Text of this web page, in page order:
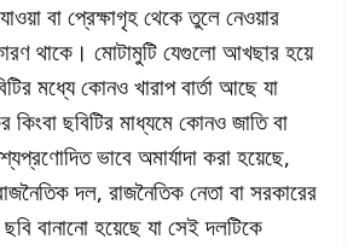
বা প্রেক্ষাগৃহ থেকে তুলে নেওয়ার
থাকে। মোটামুটি যেগুলো আখছার হয়ে
মধ্যে কোনও খারাপ বার্তা আছে যা
কিংবা ছবিটির মাধ্যমে কোনও জাতি বা
ভাবে অমার্যাদা করা হয়েছে,
দল, রাজনৈতিক নেতা বা সরকারের
বানানো হয়েছে যা সেই দলটিকে